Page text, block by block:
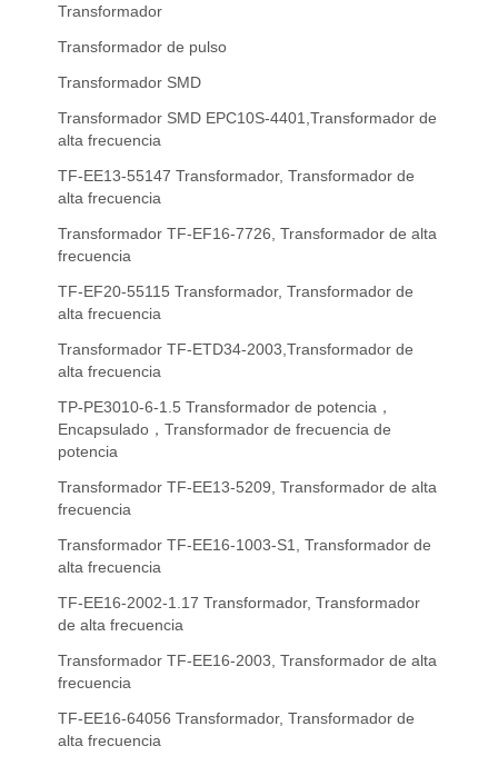
Transformador
Transformador de pulso
Transformador SMD
Transformador SMD EPC10S-4401,Transformador de
alta frecuencia
TF-EE13-55147 Transformador, Transformador de
alta frecuencia
Transformador TF-EF16-7726, Transformador de alta
frecuencia
TF-EF20-55115 Transformador, Transformador de
alta frecuencia
Transformador TF-ETD34-2003,Transformador de
alta frecuencia
TP-PE3010-6-1.5 Transformador de potencia，
Encapsulado，Transformador de frecuencia de
potencia
Transformador TF-EE13-5209, Transformador de alta
frecuencia
Transformador TF-EE16-1003-S1, Transformador de
alta frecuencia
TF-EE16-2002-1.17 Transformador, Transformador
de alta frecuencia
Transformador TF-EE16-2003, Transformador de alta
frecuencia
TF-EE16-64056 Transformador, Transformador de
alta frecuencia